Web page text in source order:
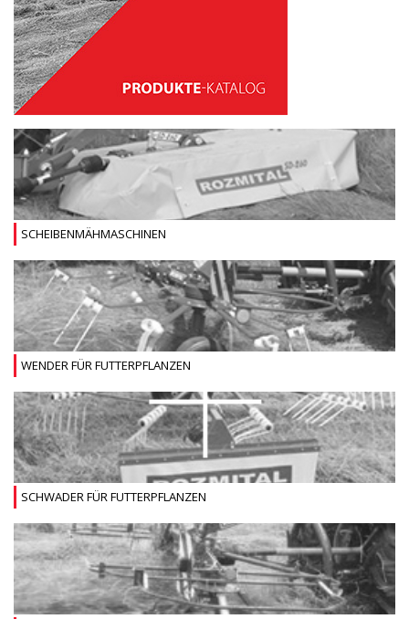
SCHEIBENMÄHMASCHINEN
WENDER FÜR FUTTERPFLANZEN
SCHWADER FÜR FUTTERPFLANZEN